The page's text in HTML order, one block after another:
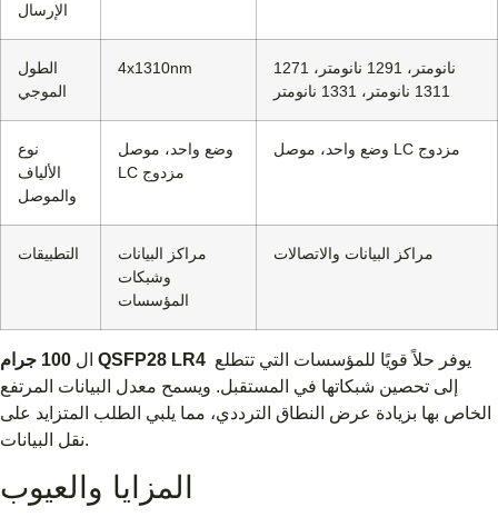
الإرسال
الطول
الموجي
4x1310nm
1271 نانومتر، 1291 نانومتر،
1311 نانومتر، 1331 نانومتر
نوع
الألياف
والموصل
وضع واحد، موصل
LC مزدوج
وضع واحد، موصل LC مزدوج
التطبيقات
مراكز البيانات
وشبكات
المؤسسات
مراكز البيانات والاتصالات
ال 100 جرام QSFP28 LR4
إلى تحصين شبكاتها في المستقبل. ويسمح معدل البيانات المرتفع
الخاص بها بزيادة عرض النطاق الترددي، مما يلبي الطلب المتزايد على
نقل البيانات.
المزايا والعيوب